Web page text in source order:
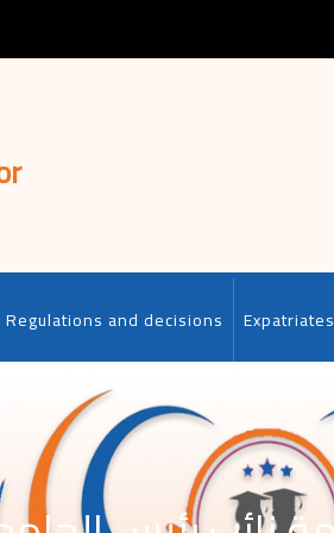
Regulations and decisions Expatriates